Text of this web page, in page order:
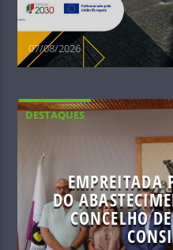
07/08/2026
DESTAQUES
EMPREITADA
DO
CONCELHO